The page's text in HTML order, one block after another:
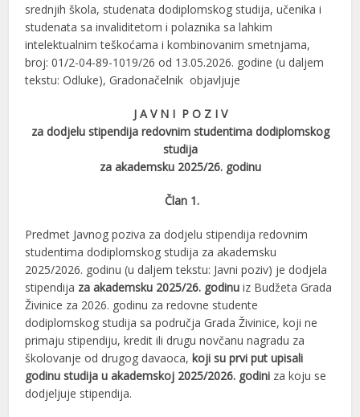
srednjih škola, studenata dodiplomskog studija, učenika i
studenata sa invaliditetom i polaznika sa lahkim
intelektualnim teškoćama i kombinovanim smetnjama,
broj: 01/2-04-89-1019/26 od 13.05.2026. godine (u daljem
tekstu: Odluke), Gradonačelnik objavljuje
J A V N I P O Z I V
za dodjelu stipendija redovnim studentima dodiplomskog
studija
za akademsku 2025/26. godinu
Član 1.
Predmet Javnog poziva za dodjelu stipendija redovnim
studentima dodiplomskog studija za akademsku
2025/2026. godinu (u daljem tekstu: Javni poziv) je dodjela
stipendija za akademsku 2025/26. godinu iz Budžeta Grada
Živinice za 2026. godinu za redovne studente
dodiplomskog studija sa područja Grada Živinice, koji ne
primaju stipendiju, kredit ili drugu novčanu nagradu za
školovanje od drugog davaoca,koji su prvi put upisali
godinu studija u akademskoj 2025/2026. godini za koju se
dodjeljuje stipendija.